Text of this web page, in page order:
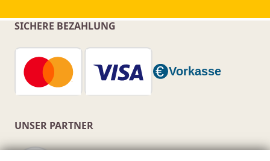
SICHERE BEZAHLUNG
UNSER PARTNER